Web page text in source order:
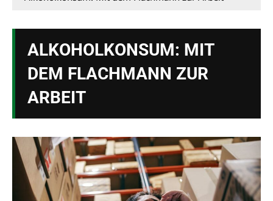
ALKOHOLKONSUM: MIT
DEM FLACHMANN ZUR
ARBEIT